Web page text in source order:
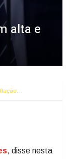
alta e
, disse nesta